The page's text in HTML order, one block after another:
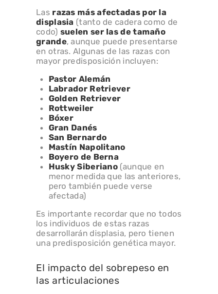
Las razas más afectadas por la
displasia (tanto de cadera como de
codo) suelen ser las de tamaño
grande, aunque puede presentarse
en otras. Algunas de las razas con
mayor predisposición incluyen:
Pastor Alemán
Labrador Retriever
Golden Retriever
Rottweiler
Bóxer
Gran Danés
San Bernardo
Mastín Napolitano
Boyero de Berna
Husky Siberiano (aunque en
menor medida que las anteriores,
pero también puede verse
afectada)
Es importante recordar que no todos
los individuos de estas razas
desarrollarán displasia, pero tienen
una predisposición genética mayor.
El impacto del sobrepeso en
las articulaciones